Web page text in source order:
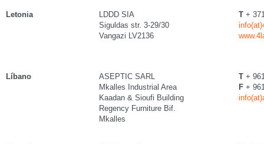
Letonia
LDDD SIA
Siguldas str. 3-29/30
Vangazi LV2136
T +
Líbano
ASEPTIC SARL
Mkalles Industrial Area
Kaadan & Sioufi Building
Regency Furniture Bif.
Mkalles
T +
F +